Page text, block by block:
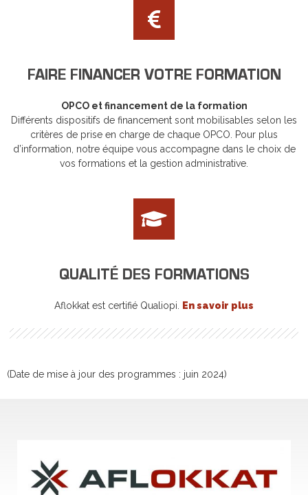
FAIRE FINANCER VOTRE FORMATION
OPCO et financement de la formation
Différents dispositifs de financement sont mobilisables selon les
critères de prise en charge de chaque OPCO. Pour plus
d’information, notre équipe vous accompagne dans le choix de
vos formations et la gestion administrative.
QUALITÉ DES FORMATIONS
Aflokkat est certifié Qualiopi. En savoir plus
(Date de mise à jour des programmes : juin 2024)